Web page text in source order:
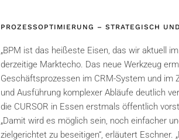
PROZESSOPTIMIERUNG – STRATEGISCH
„BPM ist das heißeste Eisen, das wir aktuell
derzeitige Marktecho. Das neue Werkzeug
Geschäftsprozessen im CRM-System und im
und Ausführung komplexer Abläufe deutlich
die CURSOR in Essen erstmals öffentlich
„Damit wird es möglich sein, noch einfacher
zielgerichtet zu beseitigen“, erläutert